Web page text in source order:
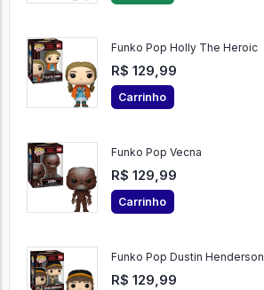
Funko Pop Holly The Heroic
R$ 129,99
Carrinho
Funko Pop Vecna
R$ 129,99
Carrinho
Funko Pop Dustin Henderson
R$ 129,99